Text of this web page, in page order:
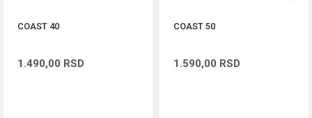
COAST 40
1.490,00 RSD
COAST 50
1.590,00 RSD